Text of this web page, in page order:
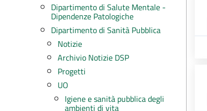
Dipartimento di Salute Mentale -
Dipendenze Patologiche
Dipartimento di Sanità Pubblica
Notizie
Archivio Notizie DSP
Progetti
UO
Igiene e sanità pubblica degli
ambienti di vita